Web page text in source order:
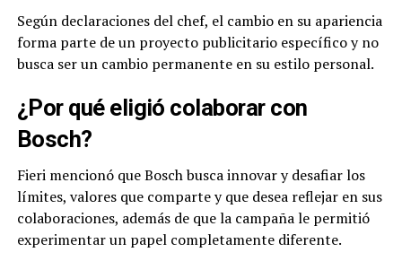
Según declaraciones del chef, el cambio en su apariencia
forma parte de un proyecto publicitario específico y no
busca ser un cambio permanente en su estilo personal.
¿Por qué eligió colaborar con
Bosch?
Fieri mencionó que Bosch busca innovar y desafiar los
límites, valores que comparte y que desea reflejar en sus
colaboraciones, además de que la campaña le permitió
experimentar un papel completamente diferente.